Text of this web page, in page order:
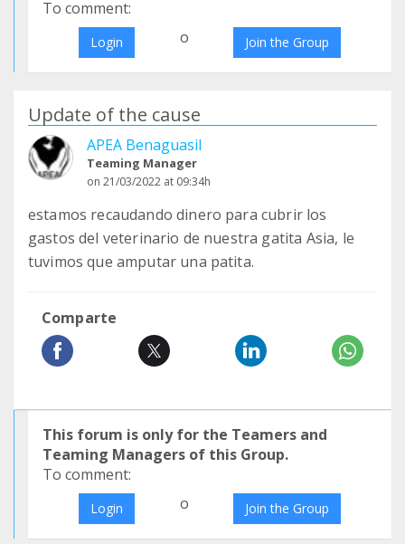
To comment:
Login o Join the Group
Update of the cause
APEA Benaguasil
Teaming Manager
on 21/03/2022 at 09:34h
estamos recaudando dinero para cubrir los
gastos del veterinario de nuestra gatita Asia, le
tuvimos que amputar una patita.
Comparte
This forum is only for the Teamers and
Teaming Managers of this Group.
To comment:
Login o Join the Group